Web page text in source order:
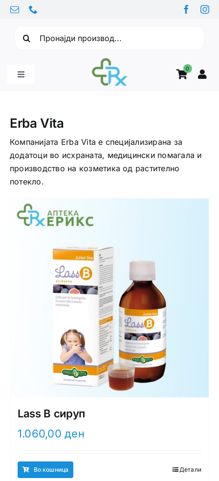
Skip
content
0
Toggle
Витамини
Здравје
Здравствени проблеми
Лична хигиена
Медицински апрати
Нега на кожа
Erba Vita
Компанијата Erba Vita е специјализирана за
додатоци во исхраната, медицински помагала и
производство на козметика од растително
потекло.
Lass B сируп
1.060,00ден
Во кошница Детали